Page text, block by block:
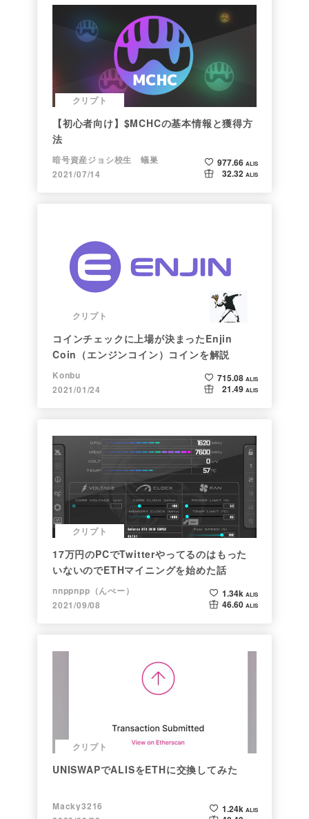
クリプト
【初心者向け】$MCHCの基本情報と獲得方
法
暗号資産ジョシ校生 蟻巣
2021/07/14
977.66 ALIS
32.32 ALIS
クリプト
コインチェックに上場が決まったEnjin
Coin（エンジンコイン）コインを解説
Konbu
2021/01/24
715.08 ALIS
21.49 ALIS
クリプト
17万円のPCでTwitterやってるのはもった
いないのでETHマイニングを始めた話
nnppnpp（んぺー）
2021/09/08
1.34k ALIS
46.60 ALIS
クリプト
UNISWAPでALISをETHに交換してみた
Macky3216
1.24k ALIS